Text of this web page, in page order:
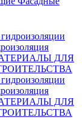
ДЛЯ
ДЛЯ